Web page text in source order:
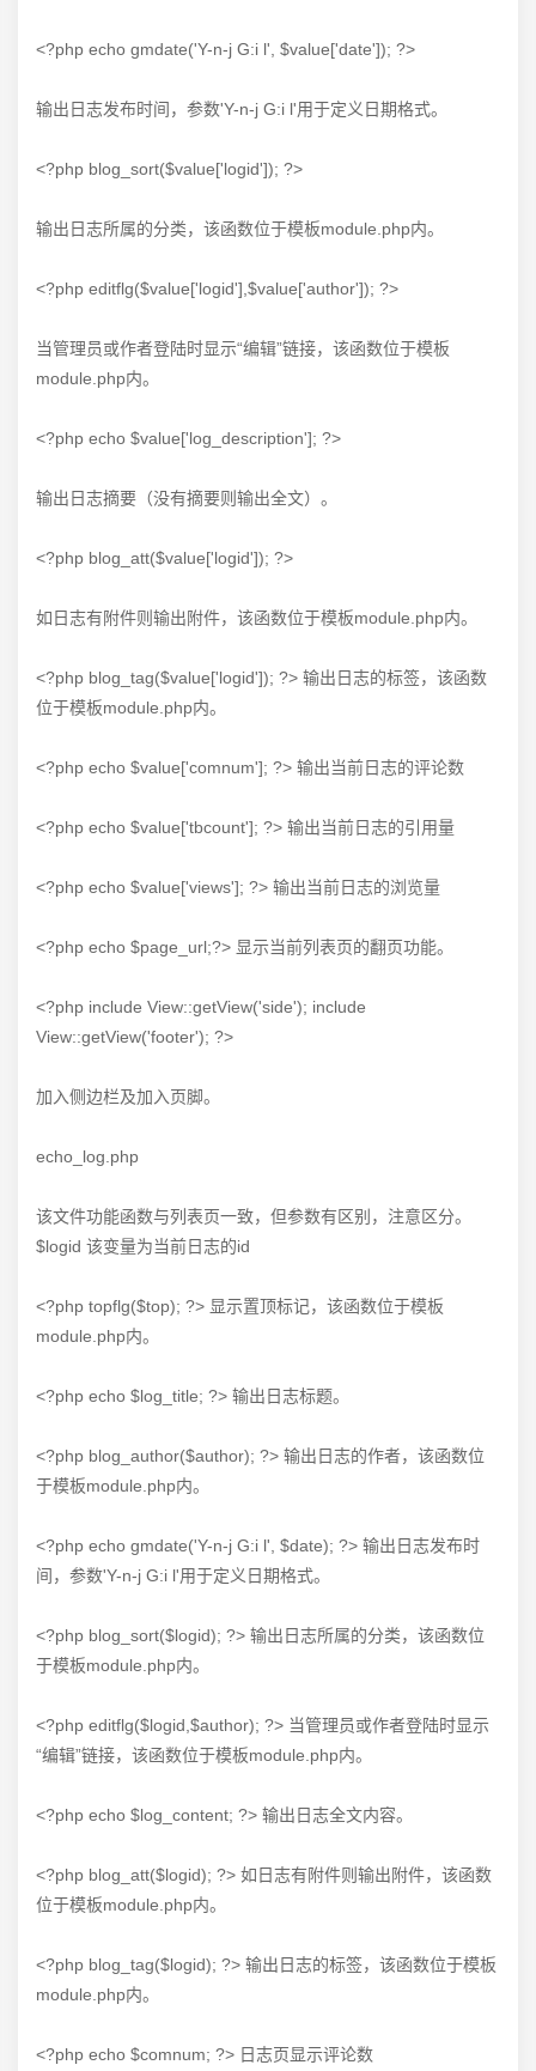
<?php echo gmdate('Y-n-j G:i l', $value['date']); ?>
输出日志发布时间，参数'Y-n-j G:i l'用于定义日期格式。
<?php blog_sort($value['logid']); ?>
输出日志所属的分类，该函数位于模板module.php内。
<?php editflg($value['logid'],$value['author']); ?>
当管理员或作者登陆时显示“编辑”链接，该函数位于模板
module.php内。
<?php echo $value['log_description']; ?>
输出日志摘要（没有摘要则输出全文）。
<?php blog_att($value['logid']); ?>
如日志有附件则输出附件，该函数位于模板module.php内。
<?php blog_tag($value['logid']); ?> 输出日志的标签，该函数
位于模板module.php内。
<?php echo $value['comnum']; ?> 输出当前日志的评论数
<?php echo $value['tbcount']; ?> 输出当前日志的引用量
<?php echo $value['views']; ?> 输出当前日志的浏览量
<?php echo $page_url;?> 显示当前列表页的翻页功能。
<?php include View::getView('side'); include
View::getView('footer'); ?>
加入侧边栏及加入页脚。
echo_log.php
该文件功能函数与列表页一致，但参数有区别，注意区分。
$logid 该变量为当前日志的id
<?php topflg($top); ?> 显示置顶标记，该函数位于模板
module.php内。
<?php echo $log_title; ?> 输出日志标题。
<?php blog_author($author); ?> 输出日志的作者，该函数位
于模板module.php内。
<?php echo gmdate('Y-n-j G:i l', $date); ?> 输出日志发布时
间，参数'Y-n-j G:i l'用于定义日期格式。
<?php blog_sort($logid); ?> 输出日志所属的分类，该函数位
于模板module.php内。
<?php editflg($logid,$author); ?> 当管理员或作者登陆时显示
“编辑”链接，该函数位于模板module.php内。
<?php echo $log_content; ?> 输出日志全文内容。
<?php blog_att($logid); ?> 如日志有附件则输出附件，该函数
位于模板module.php内。
<?php blog_tag($logid); ?> 输出日志的标签，该函数位于模板
module.php内。
<?php echo $comnum; ?> 日志页显示评论数